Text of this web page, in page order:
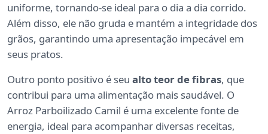
uniforme, tornando-se ideal para o dia a dia corrido.
Além disso, ele não gruda e mantém a integridade dos
grãos, garantindo uma apresentação impecável em
seus pratos.
Outro ponto positivo é seu alto teor de fibras, que
contribui para uma alimentação mais saudável. O
Arroz Parboilizado Camil é uma excelente fonte de
energia, ideal para acompanhar diversas receitas,